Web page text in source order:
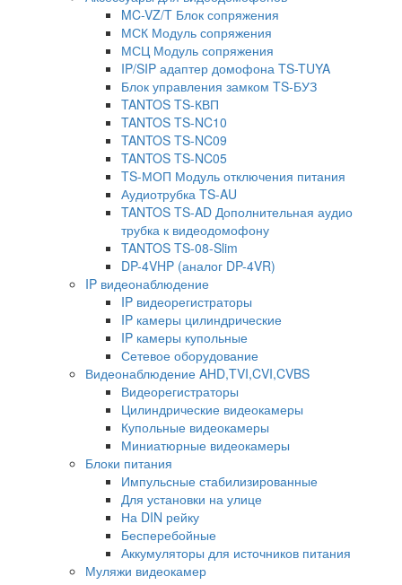
MC-VZ/T Блок сопряжения
МСК Модуль сопряжения
МСЦ Модуль сопряжения
IP/SIP адаптер домофона TS-TUYA
Блок управления замком TS-БУЗ
TANTOS TS-КВП
TANTOS TS-NC10
TANTOS TS-NC09
TANTOS TS-NC05
TS-МОП Модуль отключения питания
Аудиотрубка TS-AU
TANTOS TS-AD Дополнительная аудио
трубка к видеодомофону
TANTOS TS-08-Slim
DP-4VHP (аналог DP-4VR)
IP видеонаблюдение
IP видеорегистраторы
IP камеры цилиндрические
IP камеры купольные
Сетевое оборудование
Видеонаблюдение AHD,TVI,CVI,CVBS
Видеорегистраторы
Цилиндрические видеокамеры
Купольные видеокамеры
Миниатюрные видеокамеры
Блоки питания
Импульсные стабилизированные
Для установки на улице
На DIN рейку
Бесперебойные
Аккумуляторы для источников питания
Муляжи видеокамер